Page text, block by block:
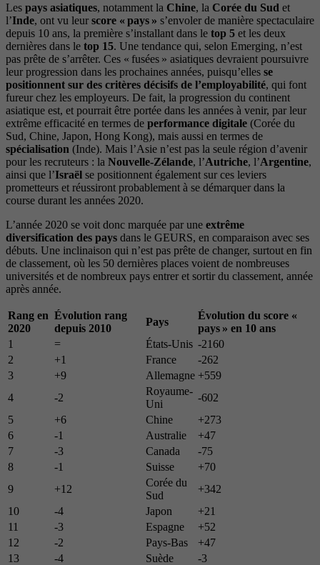
Les pays asiatiques, notamment la Chine, la Corée du Sud et
l’Inde, ont vu leur score « pays » s’envoler de manière spectaculaire
depuis 10 ans, la première s’installant dans le top 5 et les deux
dernières dans le top 15. Une tendance qui, selon Emerging, n’est
pas prête de s’arrêter. Ces « fusées » asiatiques devraient poursuivre
leur progression dans les prochaines années, puisqu’elles se
positionnent sur des critères décisifs de l’employabilité, qui font
fureur chez les employeurs. De fait, la progression du continent
asiatique est, et pourrait être portée dans les années à venir, par leur
extrême efficacité en termes de performance digitale (Corée du
Sud, Chine, Japon, Hong Kong), mais aussi en termes de
spécialisation (Inde). Mais l’Asie n’est pas la seule région d’avenir
pour les recruteurs : la Nouvelle-Zélande, l’Autriche, l’Argentine,
ainsi que l’Israël se positionnent également sur ces leviers
prometteurs et réussiront probablement à se démarquer dans la
course durant les années 2020.
L’année 2020 se voit donc marquée par une extrême
diversification des pays dans le GEURS, en comparaison avec ses
débuts. Une inclinaison qui n’est pas prête de changer, surtout en fin
de classement, où les 50 dernières places voient de nombreuses
universités et de nombreux pays entrer et sortir du classement, année
après année.
Rang en
2020
Évolution rang
depuis 2010
Pays
Évolution du score «
pays » en 10 ans
1
= États-Unis -2160
2
+1 France
-262
3
+9 Allemagne +559
4
-2
Royaume-
Uni
-602
5
+6 Chine
+273
6
-1 Australie
+47
7
-3 Canada
-75
8
-1 Suisse
+70
9
+12
Corée du
Sud
+342
10
-4 Japon
+21
11
-3 Espagne
+52
12
-2 Pays-Bas
+47
13
-4 Suède
-3